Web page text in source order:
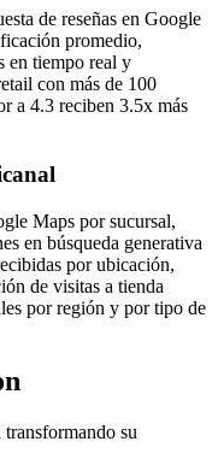
de reseñas en Google
promedio,
en tiempo real y
con más de 100
a 4.3 reciben 3.5x más
Maps por sucursal,
en búsqueda generativa
por ubicación,
de visitas a tienda
por región y por tipo de
su